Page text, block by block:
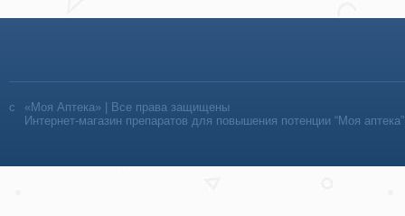
«Моя Аптека» | Все права защищены
Интернет-магазин препаратов для повышения потенции “Моя